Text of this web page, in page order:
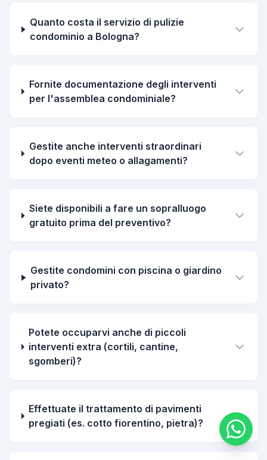
Quanto costa il servizio di pulizie
condominio a Bologna?
Fornite documentazione degli interventi
per l'assemblea condominiale?
Gestite anche interventi straordinari
dopo eventi meteo o allagamenti?
Siete disponibili a fare un sopralluogo
gratuito prima del preventivo?
Gestite condomini con piscina o giardino
privato?
Potete occuparvi anche di piccoli
interventi extra (cortili, cantine,
sgomberi)?
Effettuate il trattamento di pavimenti
pregiati (es. cotto fiorentino, pietra)?